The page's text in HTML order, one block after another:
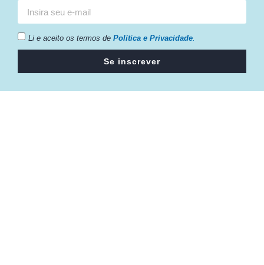
Li e aceito os termos de Política e Privacidade.
Se inscrever